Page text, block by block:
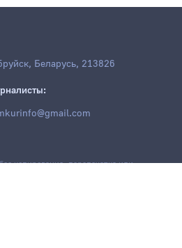
Беларусь, 213826
копирование, перепечатка или